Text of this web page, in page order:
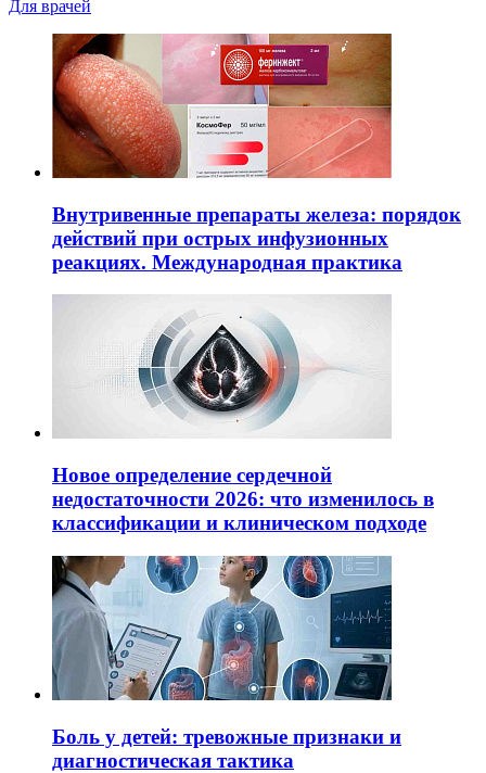
Для врачей
Внутривенные препараты железа: порядок
действий при острых инфузионных
реакциях. Международная практика
Новое определение сердечной
недостаточности 2026: что изменилось в
классификации и клиническом подходе
Боль у детей: тревожные признаки и
диагностическая тактика